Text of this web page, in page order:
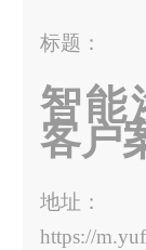
标题：
智能
客户
地址：
https://